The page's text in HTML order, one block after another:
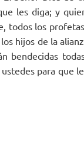
les diga; y
todos los
hijos de la
bendecidas
para que